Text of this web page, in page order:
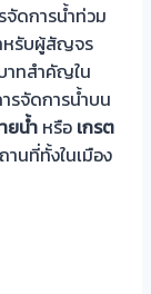
จัดการน้ำท่วม
หรับผู้สัญจร
าทสำคัญใน
รจัดการน้ำบน
ยน้ำ หรือ เกรต
นที่ทั้งในเมือง